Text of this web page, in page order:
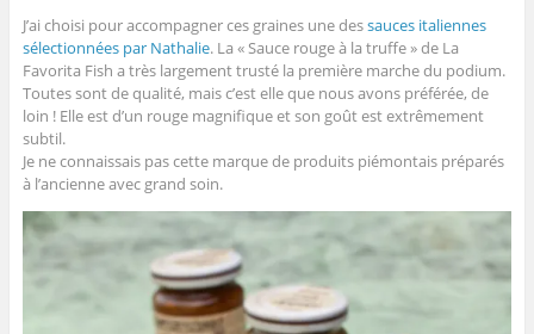
J’ai choisi pour accompagner ces graines une dessauces italiennes
sélectionnées par Nathalie. La « Sauce rouge à la truffe » de La
Favorita Fish a très largement trusté la première marche du podium.
Toutes sont de qualité, mais c’est elle que nous avons préférée, de
loin ! Elle est d’un rouge magnifique et son goût est extrêmement
subtil.
Je ne connaissais pas cette marque de produits piémontais préparés
à l’ancienne avec grand soin.